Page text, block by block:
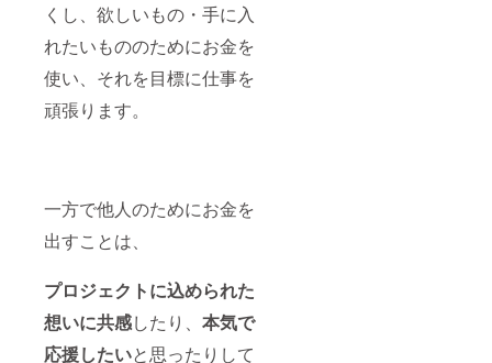
くし、欲しいもの・手に入
れたいもののためにお金を
使い、それを目標に仕事を
頑張ります。
一方で他人のためにお金を
出すことは、
プロジェクトに込められた
想いに共感したり、 本気で
応援したいと思ったりして